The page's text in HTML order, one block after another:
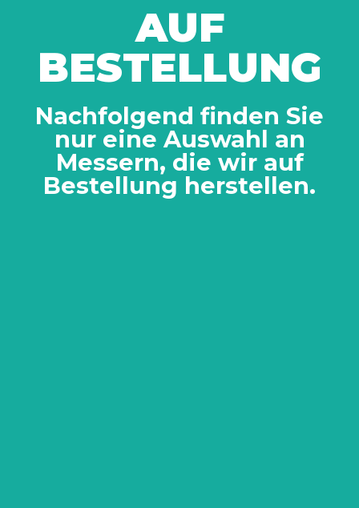
AUF
BESTELLUNG
Nachfolgend finden Sie
nur eine Auswahl an
Messern, die wir auf
Bestellung herstellen.